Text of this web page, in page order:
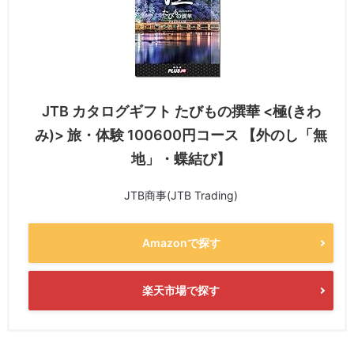
JTB カタログギフト たびもの撰華 <極(きわ
み)> 旅・体験 100600円コース 【外のし「無
地」・蝶結び】
JTB商事(JTB Trading)
Amazonで探す
楽天市場で探す